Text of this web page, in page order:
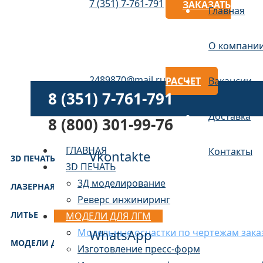
7 (351) 7-761-791
2489870@mail.ru
Vkontakte
WhatsApp
ЗАКАЗАТЬ
РАСЧЕТ
8 (351) 7-761-791
Главная
О
Вакансии
Доставка
Контакты
8 (800) 301-99-76
ГЛАВНАЯ
3D ПЕЧАТЬ
3Д моделирование
Реверс инжиниринг
МОДЕЛИ ДЛЯ ЛГМ
Модельные оснастки по чертежам
Изготовление пресс-форм
3D ПЕЧАТЬ
ЛАЗЕРНАЯ РЕЗКА
ЛИТЬЕ
МОДЕЛИ ДЛЯ ЛГМ